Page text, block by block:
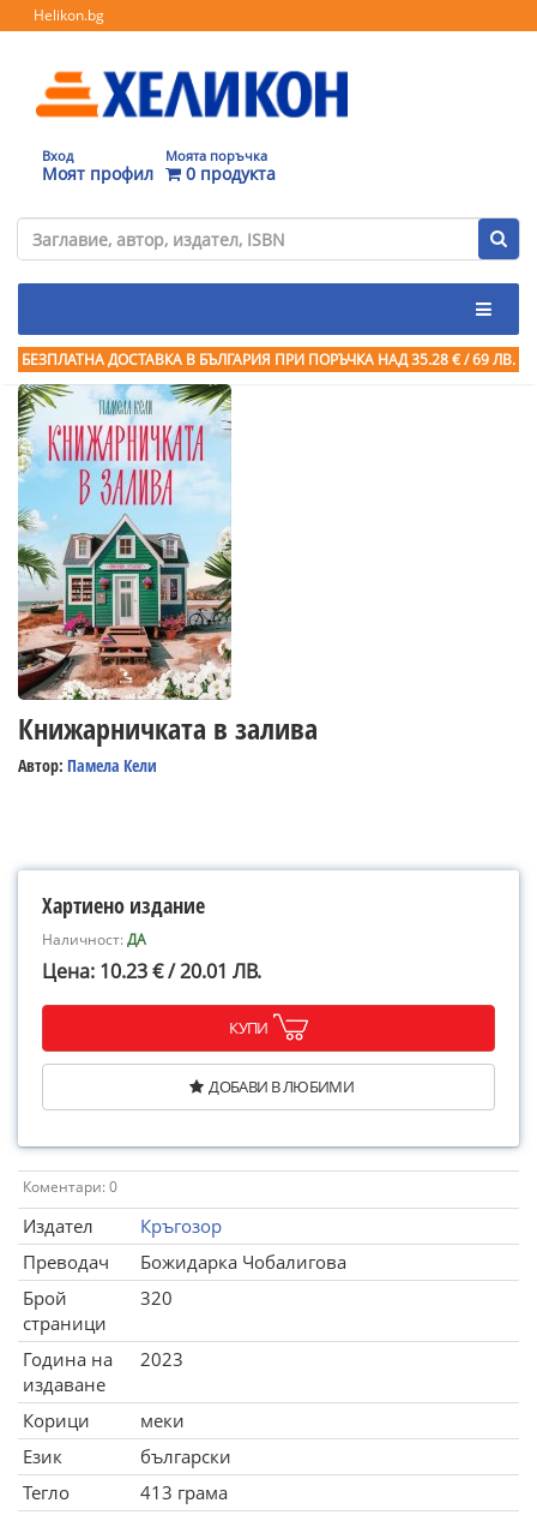
Helikon.bg
Вход
Моят профил
Моята поръчка
0 продукта
БЕЗПЛАТНА ДОСТАВКА В БЪЛГАРИЯ ПРИ ПОРЪЧКА НАД 35.28 € / 69 ЛВ.
Книжарничката в залива
Автор: Памела Кели
Хартиено издание
Наличност:ДА
Цена: 10.23 € / 20.01 ЛВ.
КУПИ
ДОБАВИ В ЛЮБИМИ
Коментари: 0
Издател
Кръгозор
Преводач
Божидарка Чобалигова
Брой
страници
320
Година на
издаване
2023
Корици
меки
Език
български
Тегло
413 грама